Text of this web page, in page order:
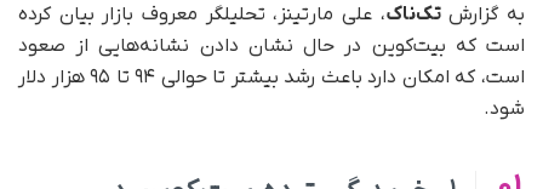
به گزارشتک‌ناک، علی مارتینز، تحلیلگر معروف بازار بیان کرده
است که بیت‌کوین در حال نشان دادن نشانه‌هایی از صعود
است، که امکان دارد باعث رشد بیشتر تا حوالی ۹۴ تا ۹۵ هزار دلار
شود.